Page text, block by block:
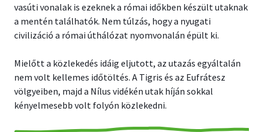
vasúti vonalak is ezeknek a római időkben készült utaknak
a mentén találhatók. Nem túlzás, hogy a nyugati
civilizáció a római úthálózat nyomvonalán épült ki.
Mielőtt a közlekedés idáig eljutott, az utazás egyáltalán
nem volt kellemes időtöltés. A Tigris és az Eufrátesz
völgyeiben, majd a Nílus vidékén utak híján sokkal
kényelmesebb volt folyón közlekedni.